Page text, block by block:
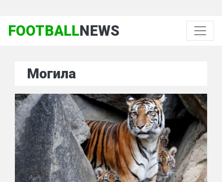
FOOTBALLNEWS
Могила